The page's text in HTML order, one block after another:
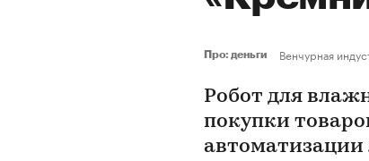
Про: деньги Венчурная
Робот для
покупки